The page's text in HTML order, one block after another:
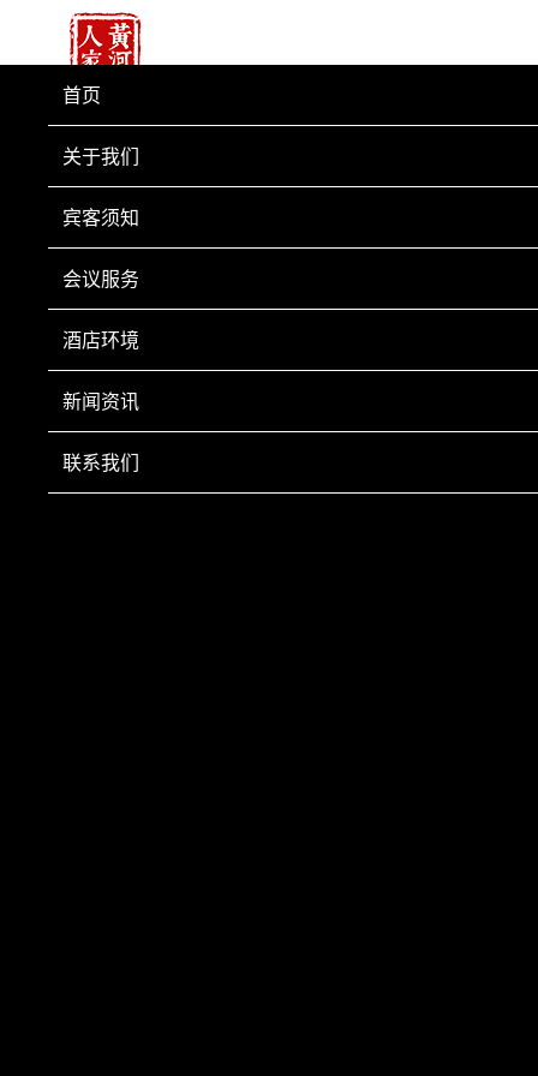
首页
关于我们
宾客须知
会议服务
酒店环境
新闻资讯
联系我们